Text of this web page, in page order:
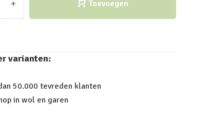
+ Toevoegen
varianten:
50.000 tevreden klanten
in wol en garen